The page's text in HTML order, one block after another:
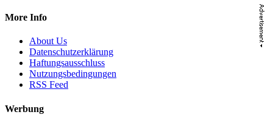
More Info
About Us
Datenschutzerklärung
Haftungsausschluss
Nutzungsbedingungen
RSS Feed
Werbung